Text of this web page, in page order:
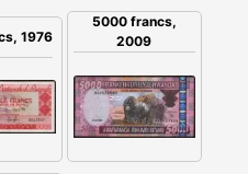
1976
5000 francs,
2009